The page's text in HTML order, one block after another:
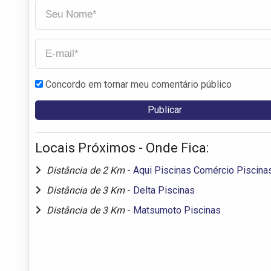
Concordo em tornar meu comentário público
Locais Próximos - Onde Fica:
Distância de 2 Km - Aqui Piscinas Comércio
Distância de 3 Km - Delta Piscinas
Distância de 3 Km - Matsumoto Piscinas